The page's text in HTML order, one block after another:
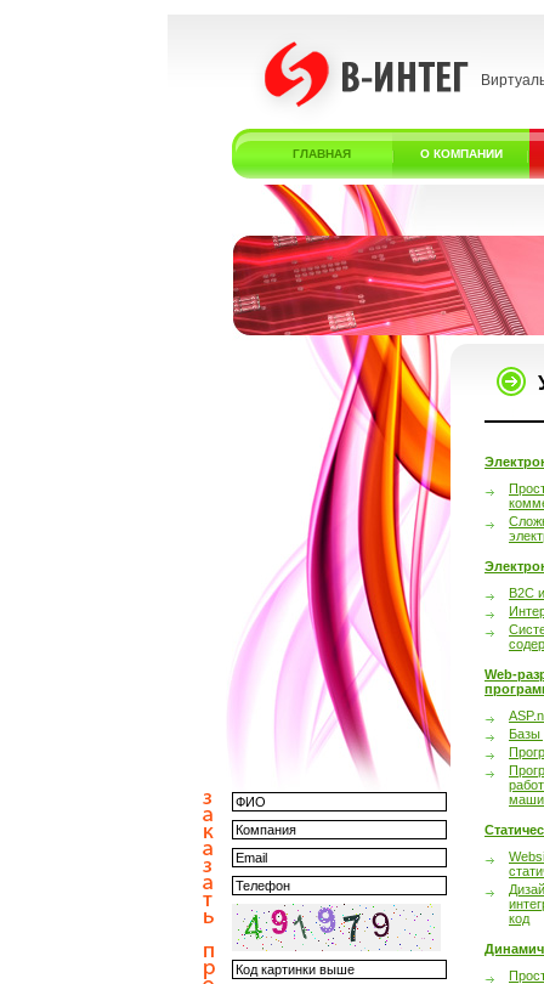
ГЛАВНАЯ О КОМПАНИИ
B2C
Web-
Базы
код